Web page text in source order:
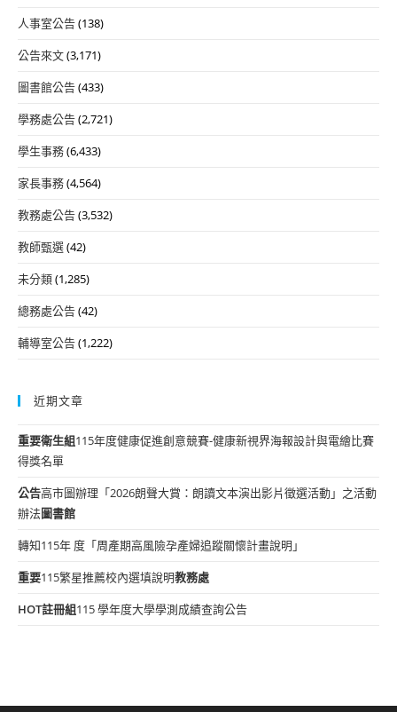
人事室公告(138)
公告來文(3,171)
圖書館公告(433)
學務處公告(2,721)
學生事務(6,433)
家長事務(4,564)
教務處公告(3,532)
教師甄選(42)
未分類(1,285)
總務處公告(42)
輔導室公告(1,222)
近期文章
重要衛生組115年度健康促進創意競賽-健康新視界海報設計與電繪比賽
得獎名單
公告高市圖辦理「2026朗聲大賞：朗讀文本演出影片徵選活動」之活動
辦法圖書館
轉知115年 度「周產期高風險孕產婦追蹤關懷計畫說明」
重要115繁星推薦校內選填說明教務處
HOT註冊組115 學年度大學學測成績查詢公告